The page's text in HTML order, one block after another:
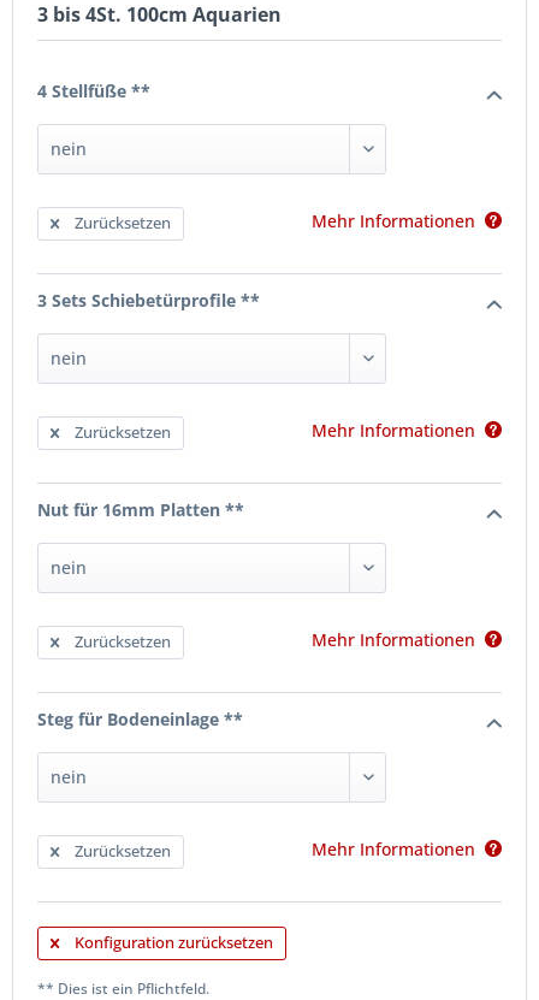
3 bis 4St. 100cm Aquarien
4 Stellfüße **
Zurücksetzen Mehr Informationen
3 Sets Schiebetürprofile **
Zurücksetzen Mehr Informationen
Nut für 16mm Platten **
Zurücksetzen Mehr Informationen
Steg für Bodeneinlage **
Zurücksetzen Mehr Informationen
Konfiguration zurücksetzen
** Dies ist ein Pflichtfeld.